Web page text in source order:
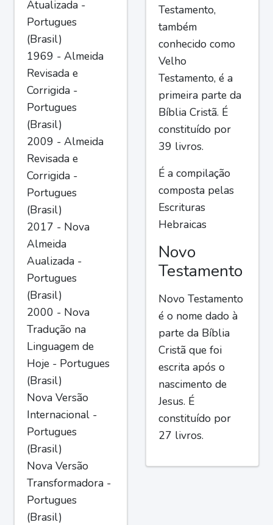
Atualizada -
Portugues
(Brasil)
1969 - Almeida
Revisada e
Corrigida -
Portugues
(Brasil)
2009 - Almeida
Revisada e
Corrigida -
Portugues
(Brasil)
2017 - Nova
Almeida
Aualizada -
Portugues
(Brasil)
2000 - Nova
Tradução na
Linguagem de
Hoje - Portugues
(Brasil)
Nova Versão
Internacional -
Portugues
(Brasil)
Nova Versão
Transformadora -
Portugues
(Brasil)
Testamento,
também
conhecido como
Velho
Testamento, é a
primeira parte da
Bíblia Cristã. É
constituído por
39 livros.
É a compilação
composta pelas
Escrituras
Hebraicas
Novo
Testamento
Novo Testamento
é o nome dado à
parte da Bíblia
Cristã que foi
escrita após o
nascimento de
Jesus. É
constituído por
27 livros.